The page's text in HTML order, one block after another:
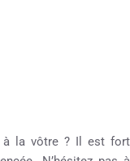
à la vôtre ? Il est fort